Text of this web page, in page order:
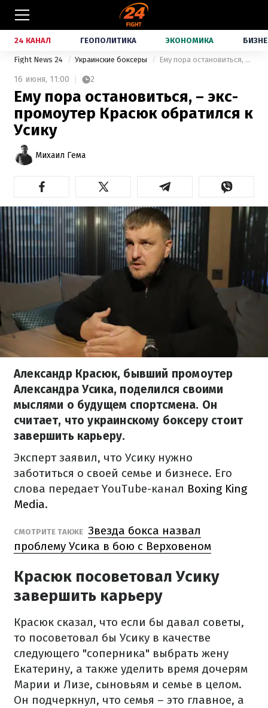
24 КАНАЛ ГЕОПОЛИТИКА ЭКОНОМИКА
Fight News 24 Украинские боксеры Ему пора остановиться, – экс-промоутер Красюк обратился к Усику
16 июня, 11:00 2
Ему пора остановиться, – экс-
промоутер Красюк обратился к
Усику
Михаил Гема
Александр Красюк, бывший промоутер
Александра Усика, поделился своими
мыслями о будущем спортсмена. Он
считает, что украинскому боксеру стоит
завершить карьеру.
Эксперт заявил, что Усику нужно
заботиться о своей семье и бизнесе. Его
слова передает YouTube-канал Boxing King
Media.
СМОТРИТЕ ТАКЖЕ Звезда бокса назвал
проблему Усика в бою с Верховеном
Красюк посоветовал Усику
завершить карьеру
Красюк сказал, что если бы давал советы,
то посоветовал бы Усику в качестве
следующего "соперника" выбрать жену
Екатерину, а также уделить время дочерям
Марии и Лизе, сыновьям и семье в целом.
Он подчеркнул, что семья – это главное, а